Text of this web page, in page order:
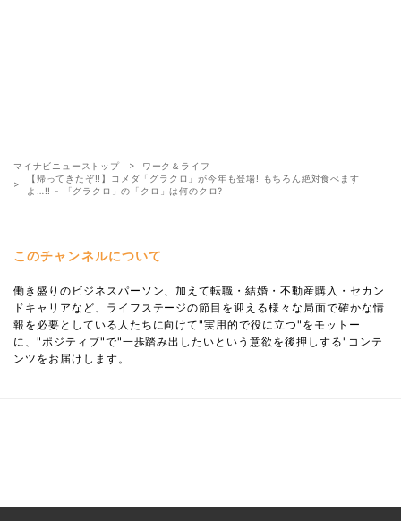
マイナビニューストップ
ワーク＆ライフ
【帰ってきたぞ!!】コメダ「グラクロ」が今年も登場! もちろん絶対食べます
よ…!! - 「グラクロ」の「クロ」は何のクロ?
このチャンネルについて
働き盛りのビジネスパーソン、加えて転職・結婚・不動産購入・セカン
ドキャリアなど、ライフステージの節目を迎える様々な局面で確かな情
報を必要としている人たちに向けて"実用的で役に立つ"をモットー
に、"ポジティブ"で"一歩踏み出したいという意欲を後押しする"コンテ
ンツをお届けします。